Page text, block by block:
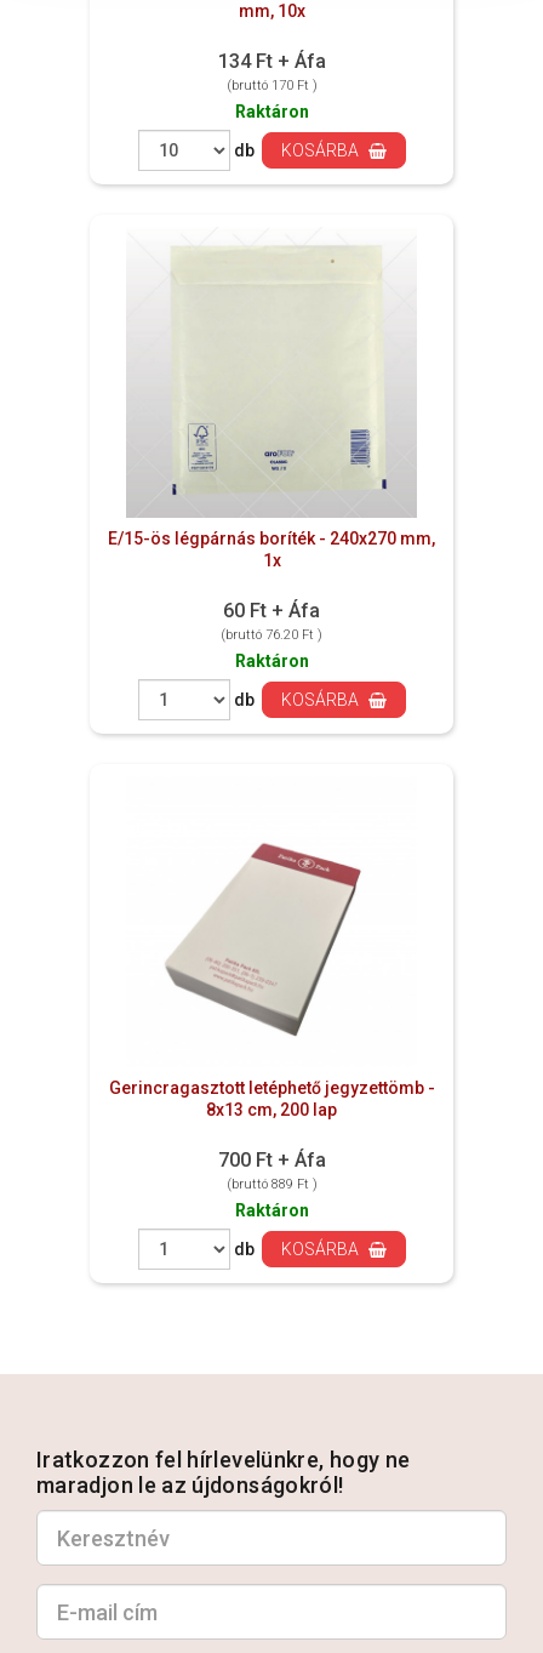
mm, 10x
134 Ft + Áfa
(bruttó 170 Ft )
Raktáron
db
KOSÁRBA
E/15-ös légpárnás boríték - 240x270 mm,
1x
60 Ft + Áfa
(bruttó 76.20 Ft )
Raktáron
db
KOSÁRBA
Gerincragasztott letéphető jegyzettömb -
8x13 cm, 200 lap
700 Ft + Áfa
(bruttó 889 Ft )
Raktáron
db
KOSÁRBA
Iratkozzon fel hírlevelünkre, hogy ne
maradjon le az újdonságokról!